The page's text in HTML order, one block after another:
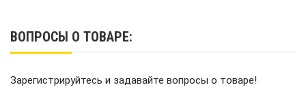
коленчатого вала: 5500 об/мин
ВОПРОСЫ О ТОВАРЕ:
Зарегистрируйтесь и задавайте вопросы о товаре!